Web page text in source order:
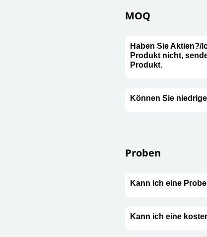
MOQ
Haben Sie Aktien?/
Produkt nicht,
Produkt.
Können Sie
Proben
Kann ich eine
Kann ich eine